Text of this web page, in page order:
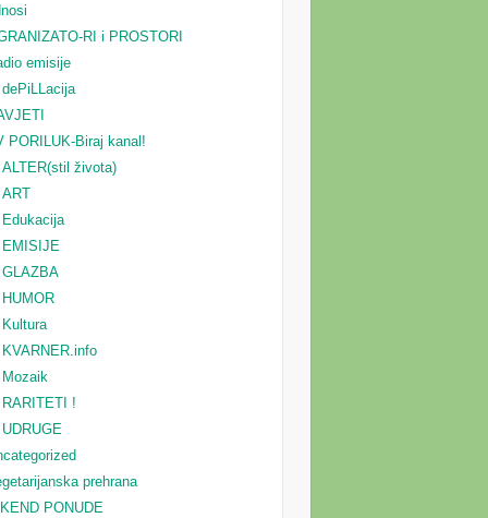
RI i PROSTORI
emisije
dePiLLacija
PORILUK-Biraj kanal!
ALTER(stil života)
ART
Edukacija
EMISIJE
GLAZBA
HUMOR
Kultura
KVARNER.info
Mozaik
RARITETI !
UDRUGE
prehrana
PONUDE